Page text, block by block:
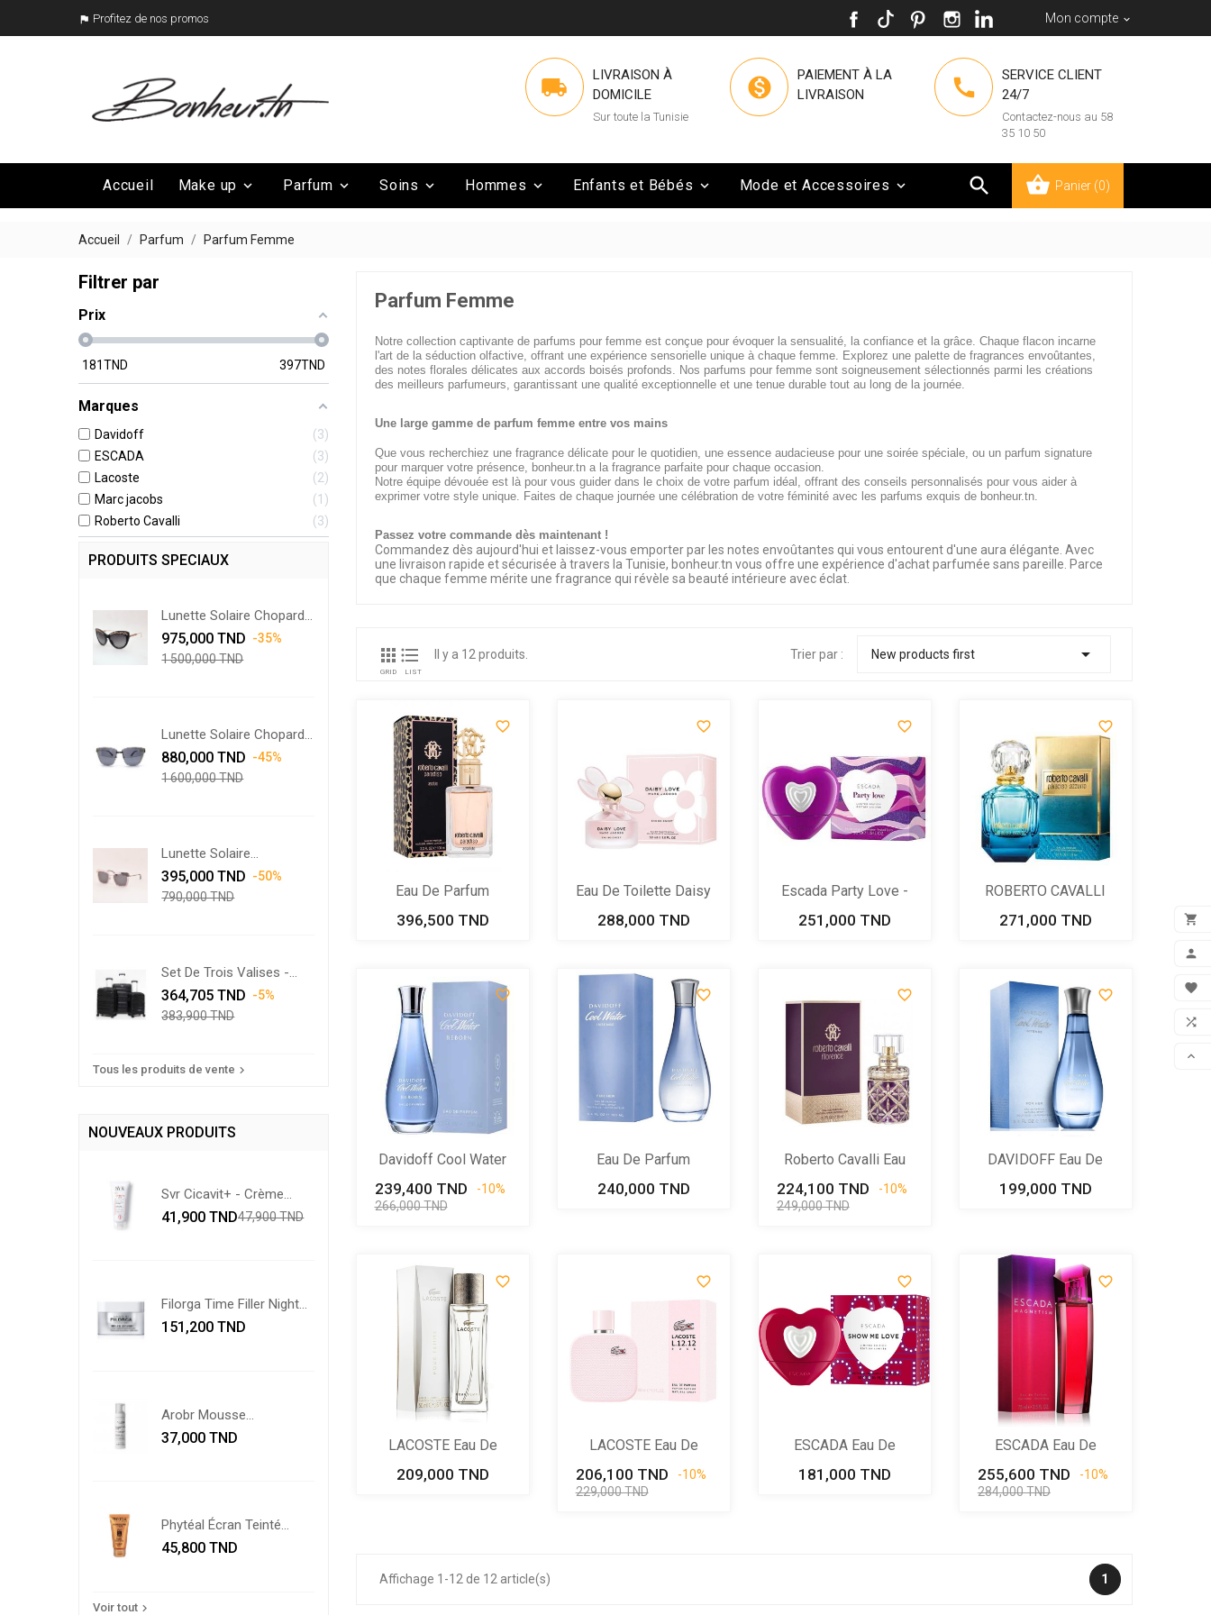





 Profitez de nos promos Mon compte 

LIVRAISON À
DOMICILE
Sur toute la Tunisie

PAIEMENT À LA
LIVRAISON

SERVICE CLIENT
24/7
Contactez-nous au 58
35 10 50
Accueil 
Make up 
Parfum 
Soins 
Hommes 
Enfants et Bébés 
Mode et Accessoires
Mega Promo Nos marques
 Panier (0)
Accueil Parfum Parfum Femme
Filtrer par
Prix
181TND 397TND
Marques
Davidoff
3
ESCADA
3
Lacoste
2
Marc jacobs
1
Roberto Cavalli
3
PRODUITS SPECIAUX
Lunette Solaire Chopard...
Prix
975,000 TND Prix
-35%
1 500,000 TND
Lunette Solaire Chopard...
Prix
880,000 TND Prix
-45%
1 600,000 TND
Lunette Solaire
Swarovski...
Prix
395,000 TND Prix
-50%
790,000 TND
Set De Trois Valises -
Noir
Prix
364,705 TND Prix
-5%
383,900 TND
Tous les produits de vente 
NOUVEAUX PRODUITS
Svr Cicavit+ - Crème...
Prix
41,900 TNDPrix
47,900 TND
Filorga Time Filler Night...
Prix
151,200 TND
Arobr Mousse
Nettoyante...
Prix
37,000 TND
Phytéal Écran Teinté
Bége...
Prix
45,800 TND
Voir tout 
Parfum Femme
Notre collection captivante de parfums pour femme est conçue pour évoquer la sensualité, la confiance et la grâce. Chaque flacon incarne
l'art de la séduction olfactive, offrant une expérience sensorielle unique à chaque femme. Explorez une palette de fragrances envoûtantes,
des notes florales délicates aux accords boisés profonds. Nos parfums pour femme sont soigneusement sélectionnés parmi les créations
des meilleurs parfumeurs, garantissant une qualité exceptionnelle et une tenue durable tout au long de la journée.
Une large gamme de parfum femme entre vos mains
Que vous recherchiez une fragrance délicate pour le quotidien, une essence audacieuse pour une soirée spéciale, ou un parfum signature
pour marquer votre présence, bonheur.tn a la fragrance parfaite pour chaque occasion.
Notre équipe dévouée est là pour vous guider dans le choix de votre parfum idéal, offrant des conseils personnalisés pour vous aider à
exprimer votre style unique. Faites de chaque journée une célébration de votre féminité avec les parfums exquis de bonheur.tn.
Passez votre commande dès maintenant !
Commandez dès aujourd'hui et laissez-vous emporter par les notes envoûtantes qui vous entourent d'une aura élégante. Avec
une livraison rapide et sécurisée à travers la Tunisie, bonheur.tn vous offre une expérience d'achat parfumée sans pareille. Parce
que chaque femme mérite une fragrance qui révèle sa beauté intérieure avec éclat.

GRID

LIST
Il y a 12 produits. Trier par : New products first 

Eau De Parfum
Roberto...
Prix
396,500 TND

Eau De Toilette Daisy
Love...
Prix
288,000 TND

Escada Party Love -
Eau De...
Prix
251,000 TND

ROBERTO CAVALLI
AZZURRO Eau...
Prix
271,000 TND

Davidoff Cool Water
Parfum...
Prix
239,400 TND
Prix
-10%
266,000 TND

Eau De Parfum
Davidoff Cool...
Prix
240,000 TND

Roberto Cavalli Eau
De...
Prix
224,100 TND
Prix
-10%
249,000 TND

DAVIDOFF Eau De
Parfum...
Prix
199,000 TND

LACOSTE Eau De
Parfum Pour...
Prix
209,000 TND

LACOSTE Eau De
Parfum...
Prix
206,100 TND
Prix
-10%
229,000 TND

ESCADA Eau De
Parfum Show...
Prix
181,000 TND

ESCADA Eau De
Parfum...
Prix
255,600 TND
Prix
-10%
284,000 TND
Affichage 1-12 de 12 article(s) 1